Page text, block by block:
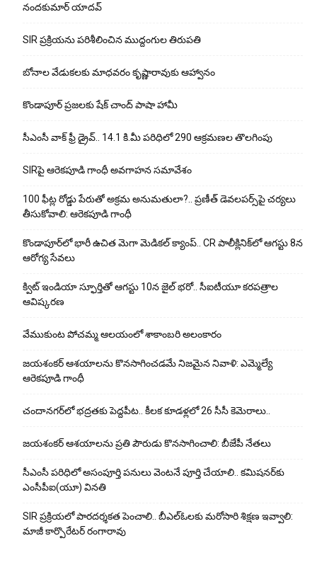
నందకుమార్ యాదవ్
SIR ప్రక్రియను పరిశీలించిన ముద్దంగుల తిరుపతి
బోనాల వేడుకలకు మాధవరం కృష్ణారావుకు ఆహ్వానం
కొండాపూర్ ప్రజలకు షేక్ చాంద్ పాషా హామీ
సీఎంసీ వాక్ ఫ్రీ డ్రైవ్.. 14.1 కి.మీ పరిధిలో 290 ఆక్రమణల తొలగింపు
SIRపై ఆరెకపూడి గాంధీ అవగాహన సమావేశం
100 ఫీట్ల రోడ్డు పేరుతో అక్రమ అనుమతులా?.. ప్రణీత్ డెవలపర్స్‌పై చర్యలు
తీసుకోవాలి: ఆరెకపూడి గాంధీ
కొండాపూర్‌లో భారీ ఉచిత మెగా మెడికల్ క్యాంప్.. CR పాలీక్లినిక్‌లో ఆగస్టు 8న
ఆరోగ్య సేవలు
క్విట్ ఇండియా స్ఫూర్తితో ఆగస్టు 10న జైల్ భరో.. సీఐటీయూ కరపత్రాల
ఆవిష్కరణ
వేముకుంట పోచమ్మ ఆలయంలో శాకాంబరి అలంకారం
జయశంకర్ ఆశయాలను కొనసాగించడమే నిజమైన నివాళి: ఎమ్మెల్యే
ఆరెక‌పూడి గాంధీ
చందానగర్‌లో భద్రతకు పెద్దపీట.. కీలక కూడళ్లలో 26 సీసీ కెమెరాలు..
జయశంకర్ ఆశయాలను ప్రతి పౌరుడు కొనసాగించాలి: బీజేపీ నేతలు
సీఎంసీ పరిధిలో అసంపూర్తి పనులు వెంటనే పూర్తి చేయాలి.. కమిషనర్‌కు
ఎంసీపీఐ(యూ) వినతి
SIR ప్రక్రియలో పారదర్శకత పెంచాలి.. బీఎల్ఓలకు మరోసారి శిక్షణ ఇవ్వాలి:
మాజీ కార్పొరేటర్ రంగారావు